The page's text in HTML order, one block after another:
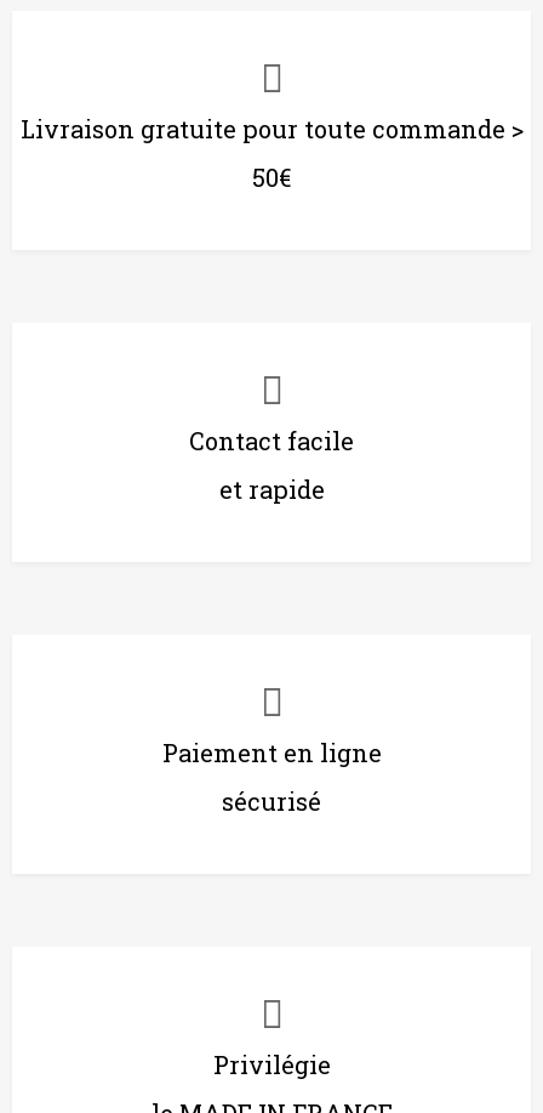
Livraison gratuite pour toute commande >
50€
Contact facile
et rapide
Paiement en ligne
sécurisé
Privilégie